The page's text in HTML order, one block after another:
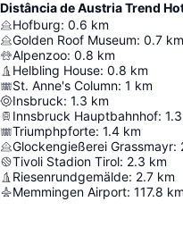
Distância de Austria Trend
Hofburg: 0.6 km
Golden Roof Museum: 0.7 km
Alpenzoo: 0.8 km
Helbling House: 0.8 km
St. Anne's Column: 1 km
Insbruck: 1.3 km
Innsbruck Hauptbahnhof: 1.3
Triumphpforte: 1.4 km
Glockengießerei Grassmayr:
Tivoli Stadion Tirol: 2.3 km
Riesenrundgemälde: 2.7 km
Memmingen Airport: 117.8 km